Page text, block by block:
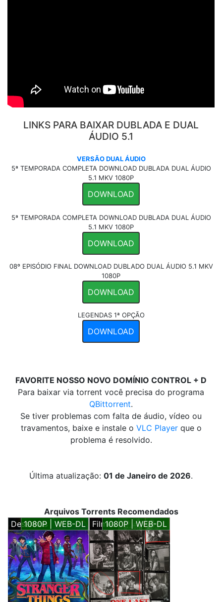
LINKS PARA BAIXAR DUBLADA E DUAL
ÁUDIO 5.1
VERSÃO DUAL ÁUDIO
5ª TEMPORADA COMPLETA DOWNLOAD DUBLADA DUAL ÁUDIO
5.1 MKV 1080P
DOWNLOAD
5ª TEMPORADA COMPLETA DOWNLOAD DUBLADA DUAL ÁUDIO
5.1 MKV 1080P
DOWNLOAD
08º EPISÓDIO FINAL DOWNLOAD DUBLADO DUAL ÁUDIO 5.1 MKV
1080P
DOWNLOAD
LEGENDAS 1ª OPÇÃO
DOWNLOAD
FAVORITE NOSSO NOVO DOMÍNIO CONTROL + D
Para baixar via torrent você precisa do programa
QBittorrent.
Se tiver problemas com falta de áudio, vídeo ou
travamentos, baixe e instale o VLC Playerque o
problema é resolvido.
Última atualização: 01 de Janeiro de 2026.
Arquivos Torrents Recomendados
Desenhos
1080P | WEB-DL Filmes1080P | WEB-DL